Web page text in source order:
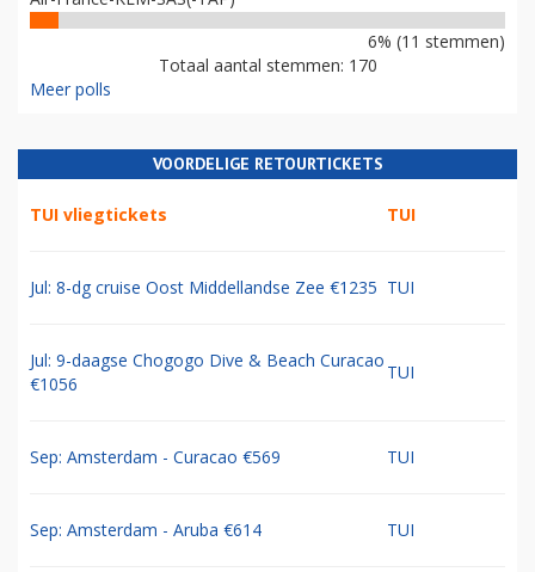
6% (11 stemmen)
Totaal aantal stemmen: 170
Meer polls
VOORDELIGE RETOURTICKETS
TUI vliegtickets TUI
Jul: 8-dg cruise Oost Middellandse Zee €1235 TUI
Jul: 9-daagse Chogogo Dive & Beach Curacao
€1056
TUI
Sep: Amsterdam - Curacao €569 TUI
Sep: Amsterdam - Aruba €614 TUI